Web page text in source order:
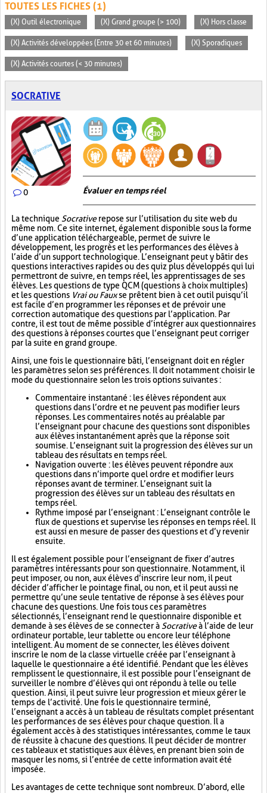
TOUTES LES FICHES (1)
(X) Outil électronique (X) Grand groupe (> 100) (X) Hors classe
(X) Activités développées (Entre 30 et 60 minutes) (X) Sporadiques
(X) Activités courtes (< 30 minutes)
SOCRATIVE
0 Évaluer en temps réel
La technique Socrativerepose sur l’utilisation du site web du
même nom. Ce site internet, également disponible sous la forme
d’une application téléchargeable, permet de suivre le
développement, les progrès et les performances des élèves à
l’aide d’un support technologique. L’enseignant peut y bâtir des
questions interactives rapides ou des quiz plus développés qui lui
permettront de suivre, en temps réel, les apprentissages de ses
élèves. Les questions de type QCM (questions à choix multiples)
et les questions Vrai ou Fauxse prêtent bien à cet outil puisqu’il
est facile d’en programmer les réponses et de prévoir une
correction automatique des questions par l’application. Par
contre, il est tout de même possible d’intégrer aux questionnaires
des questions à réponses courtes que l’enseignant peut corriger
par la suite en grand groupe.
Ainsi, une fois le questionnaire bâti, l’enseignant doit en régler
les paramètres selon ses préférences. Il doit notamment choisir le
mode du questionnaire selon les trois options suivantes :
Commentaire instantané : les élèves répondent aux
questions dans l’ordre et ne peuvent pas modifier leurs
réponses. Les commentaires notés au préalable par
l’enseignant pour chacune des questions sont disponibles
aux élèves instantanément après que la réponse soit
soumise. L’enseignant suit la progression des élèves sur un
tableau des résultats en temps réel.
Navigation ouverte : les élèves peuvent répondre aux
questions dans n’importe quel ordre et modifier leurs
réponses avant de terminer. L’enseignant suit la
progression des élèves sur un tableau des résultats en
temps réel.
Rythme imposé par l’enseignant : L’enseignant contrôle le
flux de questions et supervise les réponses en temps réel. Il
est aussi en mesure de passer des questions et d’y revenir
ensuite.
Il est également possible pour l’enseignant de fixer d’autres
paramètres intéressants pour son questionnaire. Notamment, il
peut imposer, ou non, aux élèves d’inscrire leur nom, il peut
décider d’afficher le pointage final, ou non, et il peut aussi ne
permettre qu’une seule tentative de réponse à ses élèves pour
chacune des questions. Une fois tous ces paramètres
sélectionnés, l’enseignant rend le questionnaire disponible et
demande à ses élèves de se connecter à Socrativeà l’aide de leur
ordinateur portable, leur tablette ou encore leur téléphone
intelligent. Au moment de se connecter, les élèves doivent
inscrire le nom de la classe virtuelle créée par l’enseignant à
laquelle le questionnaire a été identifié. Pendant que les élèves
remplissent le questionnaire, il est possible pour l’enseignant de
surveiller le nombre d’élèves qui ont répondu à telle ou telle
question. Ainsi, il peut suivre leur progression et mieux gérer le
temps de l’activité. Une fois le questionnaire terminé,
l’enseignant a accès à un tableau de résultats complet présentant
les performances de ses élèves pour chaque question. Il a
également accès à des statistiques intéressantes, comme le taux
de réussite à chacune des questions. Il peut décider de montrer
ces tableaux et statistiques aux élèves, en prenant bien soin de
masquer les noms, si l’entrée de cette information avait été
imposée.
Les avantages de cette technique sont nombreux. D’abord, elle